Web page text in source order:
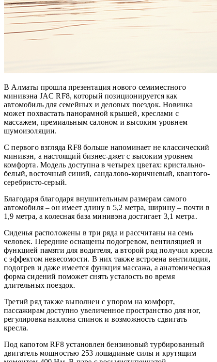
В Алматы прошла презентация нового семиместного
минивэна JAC RF8, который позиционируется как
автомобиль для семейных и деловых поездок. Новинка
может похвастать панорамной крышей, креслами с
массажем, премиальным салоном и высоким уровнем
шумоизоляции.
С первого взгляда RF8 больше напоминает не классический
минивэн, а настоящий бизнес-джет с высоким уровнем
комфорта. Модель доступна в четырех цветах: кристально-
белый, восточный синий, сандалово-коричневый, квантого-
серебристо-серый.
Благодаря благодаря внушительным размерам самого
автомобиля – он имеет длину в 5,2 метра, ширину – почти в
1,9 метра, а колесная база минивэна достигает 3,1 метра.
Сиденья расположены в три ряда и рассчитаны на семь
человек. Передние оснащены подогревом, вентиляцией и
функцией памяти для водителя, а второй ряд получил кресла
с эффектом невесомости. В них также встроена вентиляция,
подогрев и даже имеется функция массажа, а анатомическая
форма сидений поможет снять усталость во время
длительных поездок.
Третий ряд также выполнен с упором на комфорт,
пассажирам доступно увеличенное пространство для ног,
регулировка наклона спинок и возможность сдвигать
кресла.
Под капотом RF8 установлен бензиновый турбированный
двигатель мощностью 253 лошадиные силы и крутящим